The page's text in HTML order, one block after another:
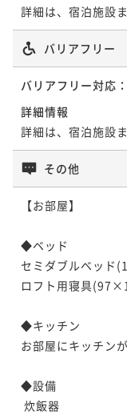
詳細は、宿泊施設
バリアフリー
バリアフリー対応：
詳細情報
詳細は、宿泊施設
その他
【お部屋】
◆ベッド
セミダブルベッド
ロフト用寝具
◆キッチン
お部屋にキッチン
◆設備